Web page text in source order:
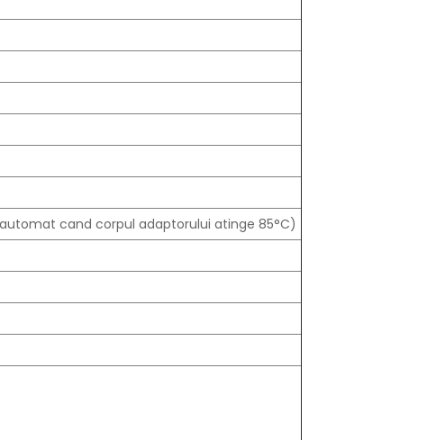
cand corpul adaptorului atinge 85°C)